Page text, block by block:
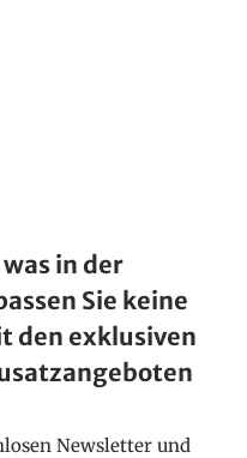
in der
Sie keine
den exklusiven
Newsletter und